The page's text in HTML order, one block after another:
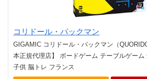
コリドール・パックマン
GIGAMIC コリドール・パックマン（
本正規代理店】 ボードゲーム テーブルゲーム
子供 脳トレ フランス